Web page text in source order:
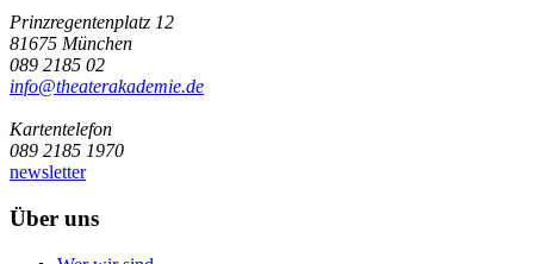
Prinzregentenplatz 12
81675 München
089 2185 02
info@­theaterakademie.de
Kartentelefon
089 2185 1970
newsletter
Über uns